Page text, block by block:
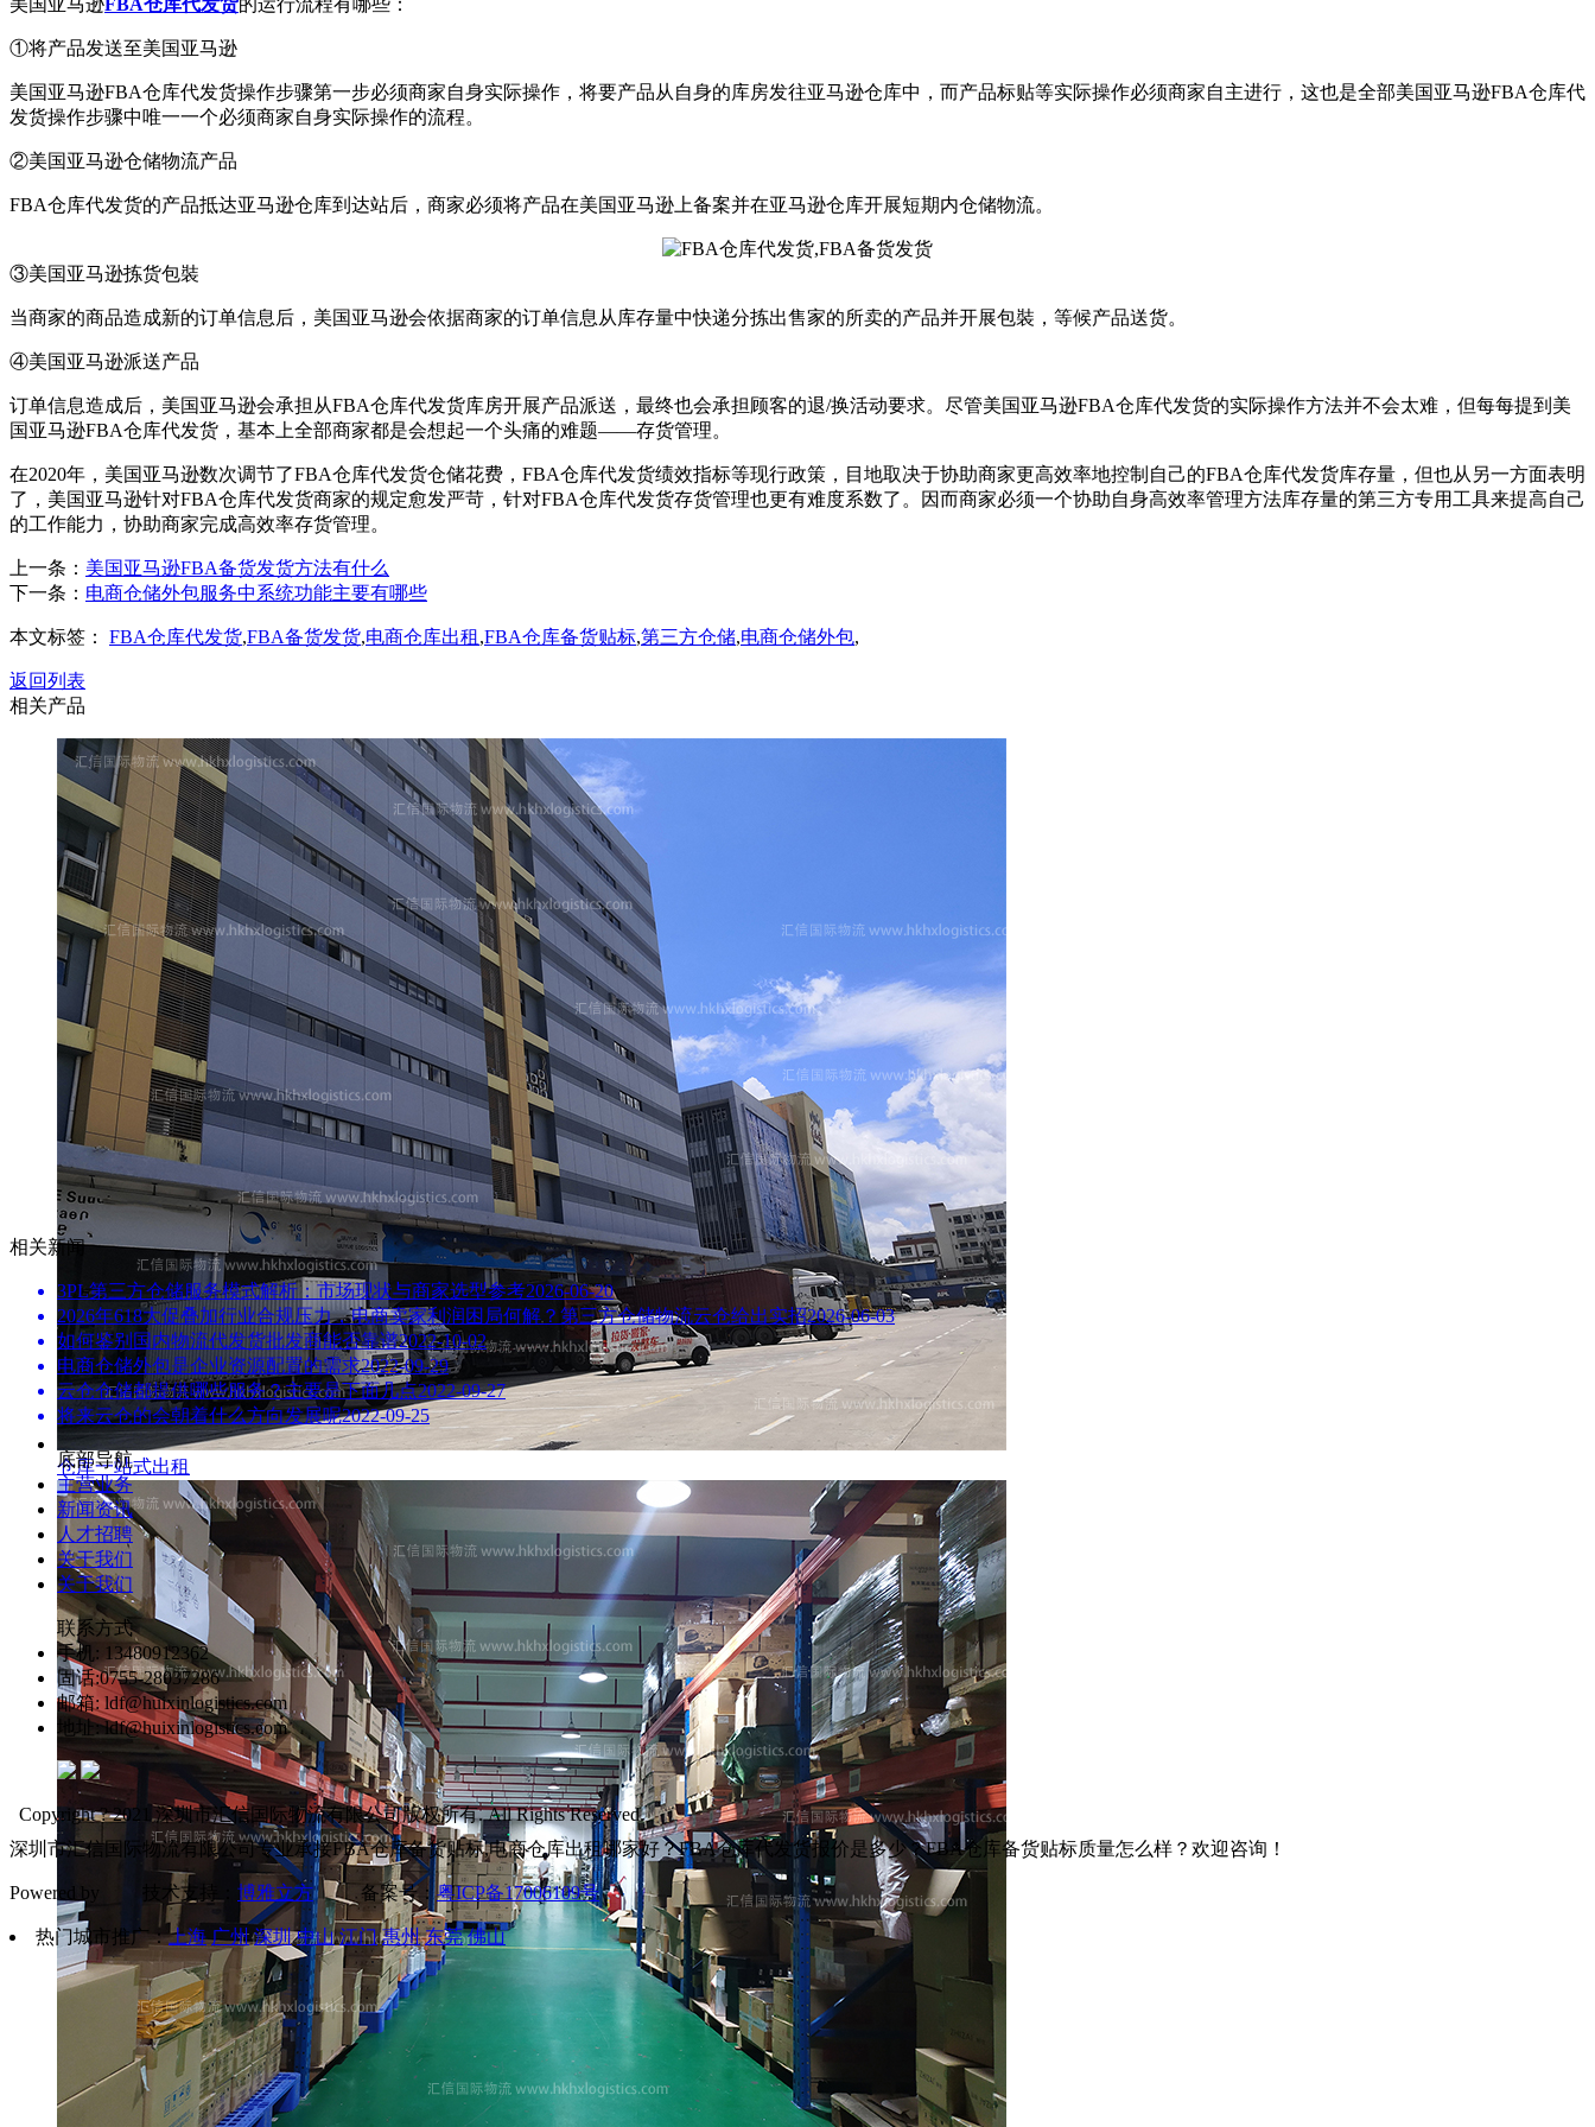
①将产品发送至美国亚马逊
美国亚马逊FBA仓库代发货操作步骤第一步必须商家自身实际操作，将要产品从自身的库房发往亚马逊仓库中，而产品标贴等实际操作必须商家自主进行，这也是全部美国亚马逊FBA仓库代
发货操作步骤中唯一一个必须商家自身实际操作的流程。
②美国亚马逊仓储物流产品
FBA仓库代发货的产品抵达亚马逊仓库到达站后，商家必须将产品在美国亚马逊上备案并在亚马逊仓库开展短期内仓储物流。
③美国亚马逊拣货包裝
当商家的商品造成新的订单信息后，美国亚马逊会依据商家的订单信息从库存量中快递分拣出售家的所卖的产品并开展包裝，等候产品送货。
④美国亚马逊派送产品
订单信息造成后，美国亚马逊会承担从FBA仓库代发货库房开展产品派送，最终也会承担顾客的退/换活动要求。尽管美国亚马逊FBA仓库代发货的实际操作方法并不会太难，但每每提到美
国亚马逊FBA仓库代发货，基本上全部商家都是会想起一个头痛的难题——存货管理。
在2020年，美国亚马逊数次调节了FBA仓库代发货仓储花费，FBA仓库代发货绩效指标等现行政策，目地取决于协助商家更高效率地控制自己的FBA仓库代发货库存量，但也从另一方面表明
了，美国亚马逊针对FBA仓库代发货商家的规定愈发严苛，针对FBA仓库代发货存货管理也更有难度系数了。因而商家必须一个协助自身高效率管理方法库存量的第三方专用工具来提高自己
的工作能力，协助商家完成高效率存货管理。
上一条： 美国亚马逊FBA备货发货方法有什么
下一条： 电商仓储外包服务中系统功能主要有哪些
本文标签： FBA仓库代发货,FBA备货发货,电商仓库出租 ,FBA仓库备货贴标,第三方仓储,电商仓储外包,
返回列表
相关产品
仓库一站式出租
相关新闻
3PL第三方仓储服务模式解析：市场现状与商家选型参考2026-06-20
2026年618大促叠加行业合规压力，电商卖家利润困局何解？第三方仓储物流云仓给出实招2026-06-03
如何鉴别国内物流代发货批发商能否靠谱2022-10-02
电商仓储外包是企业资源配置的需求2022-09-29
云仓仓储都提供哪些服务？主要是下面几点2022-09-27
将来云仓的会朝着什么方向发展呢2022-09-25
底部导航
主营业务
新闻资讯
人才招聘
关于我们
关于我们
联系方式
手机: 13480912362
固话:0755-28037286
邮箱: ldf@huixinlogistics.com
地址: ldf@huixinlogistics.com
Copyright ? 2021 深圳市汇信国际物流有限公司版权所有. All Rights Reserved.
深圳市汇信国际物流有限公司专业承接FBA仓库备货贴标,电商仓库出租哪家好？FBA仓库代发货报价是多少？FBA仓库备货贴标质量怎么样？欢迎咨询！
Powered by 技术支持： 博雅立方备案号：粤ICP备17006109号
热门城市推广：上海 广州 深圳 中山 江门 惠州 东莞 佛山